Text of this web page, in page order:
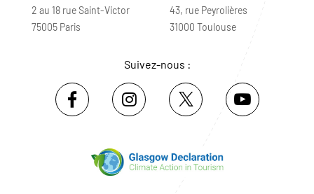
2 au 18 rue Saint-Victor
75005 Paris
43, rue Peyrolières
31000 Toulouse
Suivez-nous :